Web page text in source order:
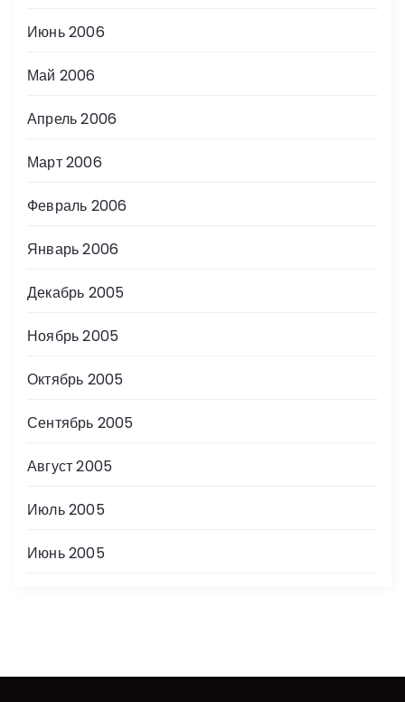
Июнь 2006
Май 2006
Апрель 2006
Март 2006
Февраль 2006
Январь 2006
Декабрь 2005
Ноябрь 2005
Октябрь 2005
Сентябрь 2005
Август 2005
Июль 2005
Июнь 2005